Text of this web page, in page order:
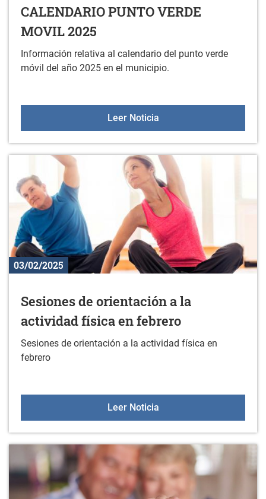
CALENDARIO PUNTO VERDE
MOVIL 2025
Información relativa al calendario del punto verde
móvil del año 2025 en el municipio.
Leer NoticiaCALENDARIO PUNTO
03/02/2025
Sesiones de orientación a la
actividad física en febrero
Sesiones de orientación a la actividad física en
febrero
Leer NoticiaSesiones de